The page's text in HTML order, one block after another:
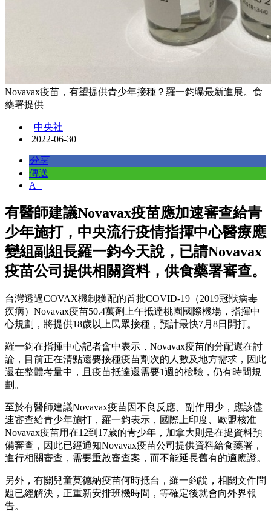
Novavax疫苗，有望提供青少年接種？羅一鈞曝最新進展。食
藥署提供
中央社
2022-06-30
分享
傳送
A+
有醫師建議Novavax疫苗應加速審查給青
少年施打，中央流行疫情指揮中心醫療應
變組副組長羅一鈞今天說，已請Novavax
疫苗公司提供相關資料，供食藥署審查。
台灣透過COVAX機制獲配的首批COVID-19（2019冠狀病毒
疾病）Novavax疫苗50.4萬劑上午抵達桃園國際機場，指揮中
心規劃，將提供18歲以上民眾接種，預計最快7月8日開打。
羅一鈞在指揮中心記者會中表示，Novavax疫苗的分配還在討
論，目前正在清點還要接種疫苗劑次的人數及地方需求，因此
還在整體考量中，且疫苗抵達還需要1週的檢驗，仍有時間規
劃。
至於有醫師建議Novavax疫苗因不良反應、副作用少，應該儘
速審查給青少年施打，羅一鈞表示，國際上印度、歐盟核准
Novavax疫苗用在12到17歲的青少年，加拿大則是在提資料預
備審查，因此已經通知Novavax疫苗公司提供資料給食藥署，
進行相關審查，需要重啟審查案，而不能延長舊有的適應證。
另外，有關兒童莫德納疫苗何時抵台，羅一鈞說，相關文件問
題已經解決，正重新安排班機時間，等確定後就會向外界報
告。